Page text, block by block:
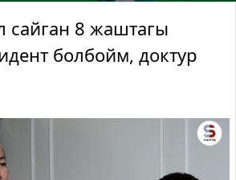
сайган 8 жаштагы
болбойм, доктур